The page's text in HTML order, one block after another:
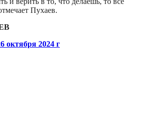
Пухаев.
октября 2024 г